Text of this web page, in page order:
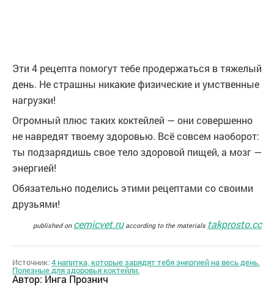
Эти 4 рецепта помогут тебе продержаться в тяжелый
день. Не страшны никакие физические и умственные
нагрузки!
Огромный плюс таких коктейлей — они совершенно
не навредят твоему здоровью. Всё совсем наоборот:
ты подзарядишь свое тело здоровой пищей, а мозг —
энергией!
Обязательно поделись этими рецептами со своими
друзьями!
published on cemicvet.ruaccording to the materials takprosto.cc
Источник:4 напитка, которые зарядят тебя энергией на весь день.
Полезные для здоровья коктейли.
Автор: Инга Прознич